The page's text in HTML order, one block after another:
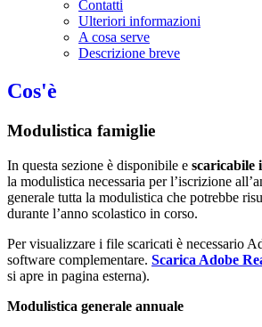
Contatti
Ulteriori informazioni
A cosa serve
Descrizione breve
Cos'è
Modulistica famiglie
In questa sezione è disponibile e scaricabile
la modulistica necessaria per l’iscrizione
generale tutta la modulistica che potrebbe
durante l’anno scolastico in corso.
Per visualizzare i file scaricati è necessario
software complementare. Scarica Adobe
si apre in pagina esterna).
Modulistica generale annuale